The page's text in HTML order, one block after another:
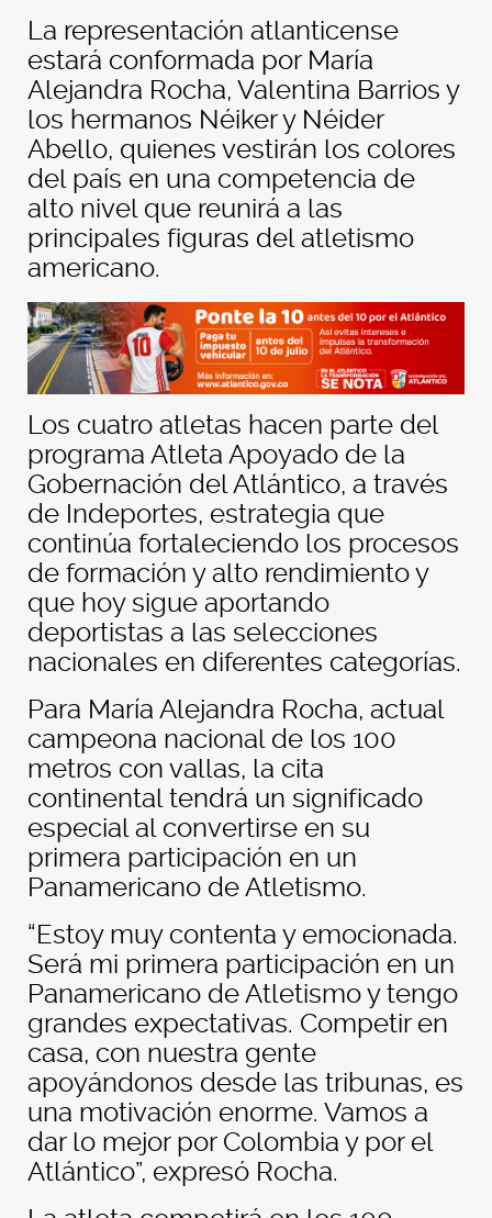
La representación atlanticense
estará conformada por María
Alejandra Rocha, Valentina Barrios y
los hermanos Néiker y Néider
Abello, quienes vestirán los colores
del país en una competencia de
alto nivel que reunirá a las
principales figuras del atletismo
americano.
Los cuatro atletas hacen parte del
programa Atleta Apoyado de la
Gobernación del Atlántico, a través
de Indeportes, estrategia que
continúa fortaleciendo los procesos
de formación y alto rendimiento y
que hoy sigue aportando
deportistas a las selecciones
nacionales en diferentes categorías.
Para María Alejandra Rocha, actual
campeona nacional de los 100
metros con vallas, la cita
continental tendrá un significado
especial al convertirse en su
primera participación en un
Panamericano de Atletismo.
“Estoy muy contenta y emocionada.
Será mi primera participación en un
Panamericano de Atletismo y tengo
grandes expectativas. Competir en
casa, con nuestra gente
apoyándonos desde las tribunas, es
una motivación enorme. Vamos a
dar lo mejor por Colombia y por el
Atlántico”, expresó Rocha.